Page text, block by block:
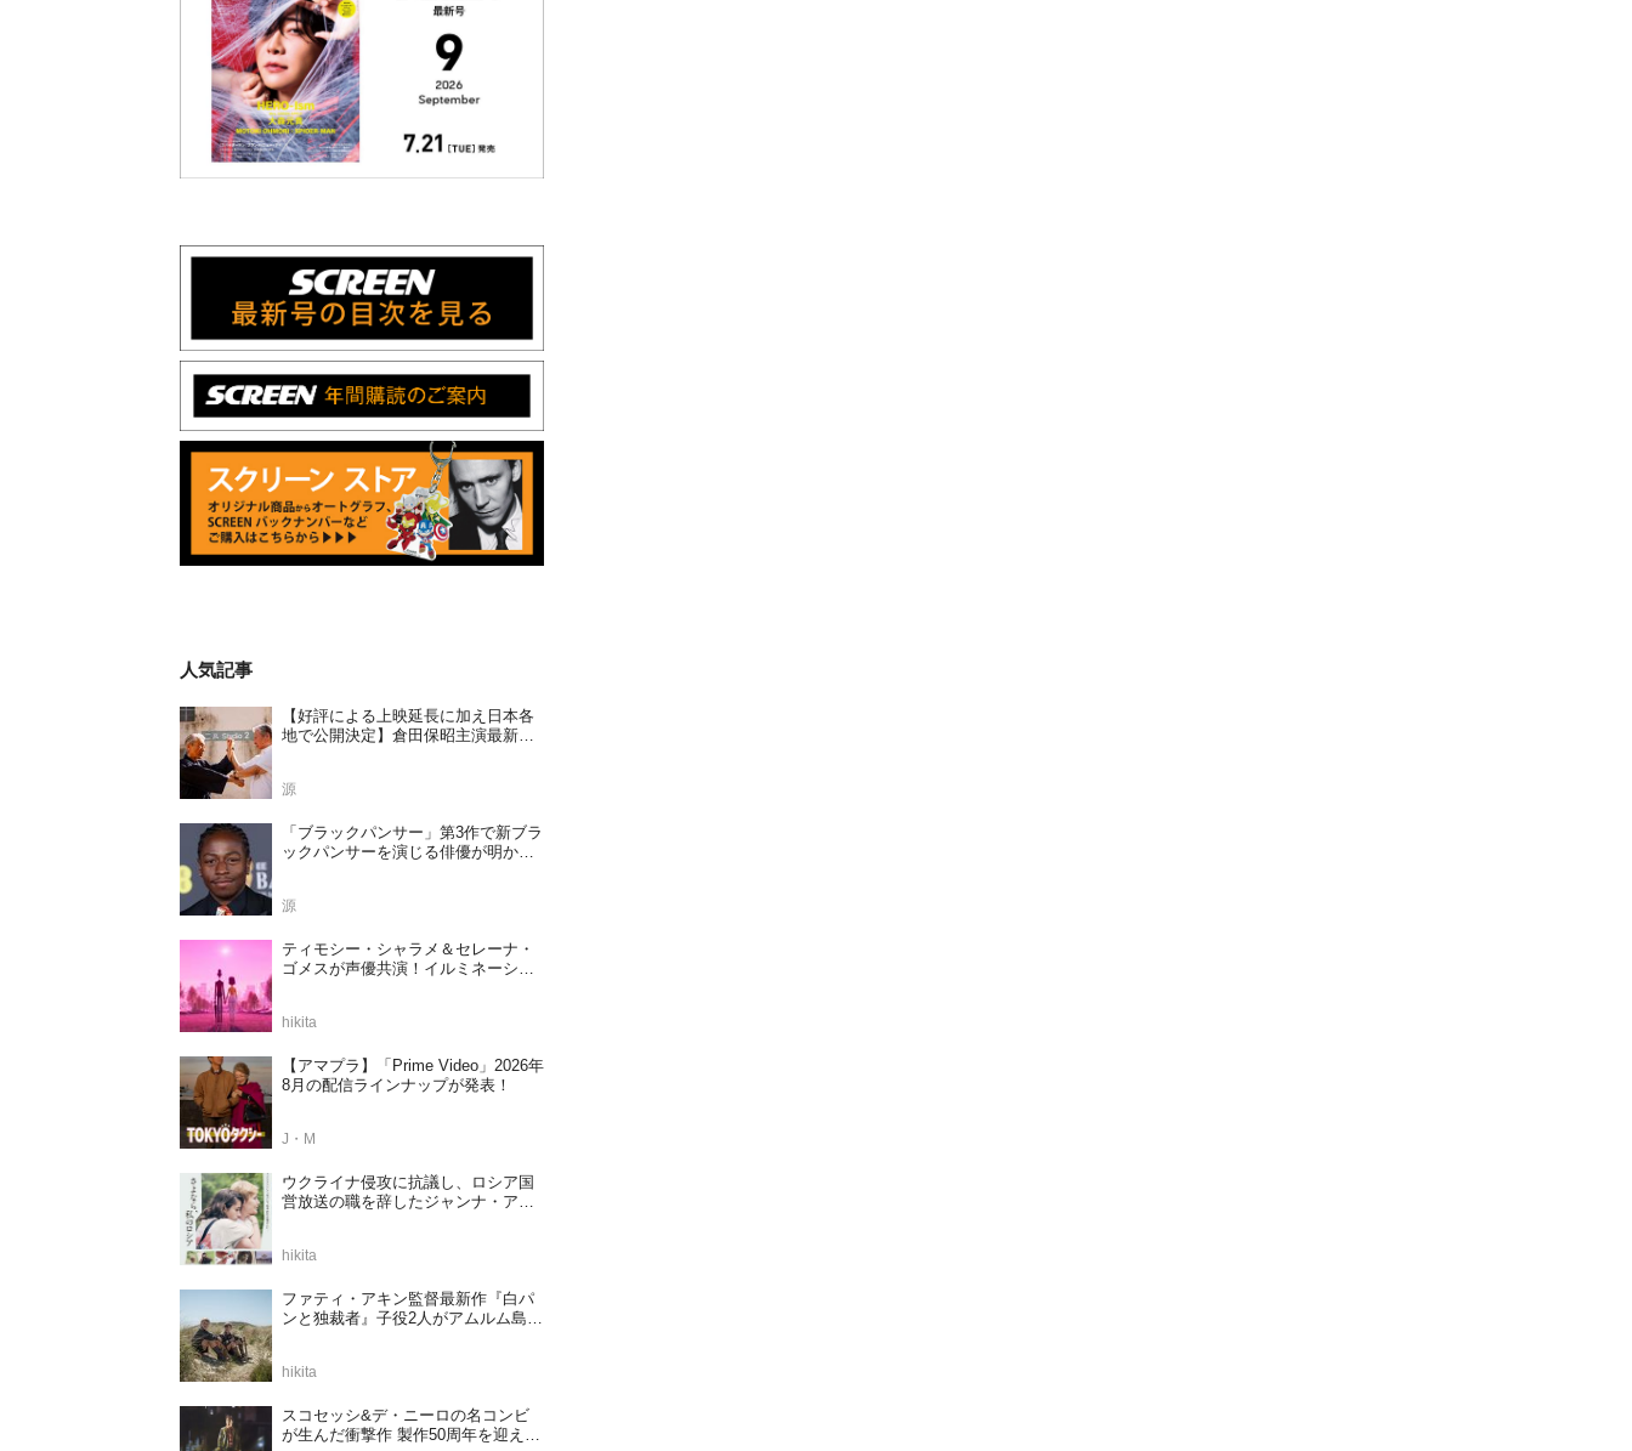
人気記事
【好評による上映延長に加え日本各
地で公開決定】倉田保昭主演最新作
源
「ブラックパンサー」第3作で新ブラ
ックパンサーを演じる俳優が明かさ
源
ティモシー・シャラメ＆セレーナ・
ゴメスが声優共演！イルミネーショ
定
hikita
【アマプラ】「Prime Video」2026年
8月の配信ラインナップが発表！
J・M
ウクライナ侵攻に抗議し、ロシア国
営放送の職を辞したジャンナ・アガ
決定
hikita
ファティ・アキン監督最新作『白パ
ンと独裁者』子役2人がアムルム島の
hikita
スコセッシ&デ・ニーロの名コンビ
が生んだ衝撃作 製作50周年を迎える